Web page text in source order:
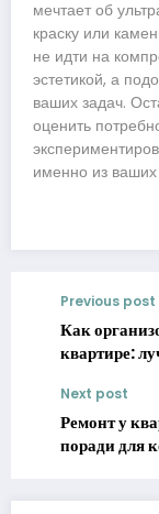
мечтает об
краску или
не идти на
эстетикой, а
ваших задач.
оценить
именно из
Previous post
Как
квартире:
Next post
Ремонт у
поради для